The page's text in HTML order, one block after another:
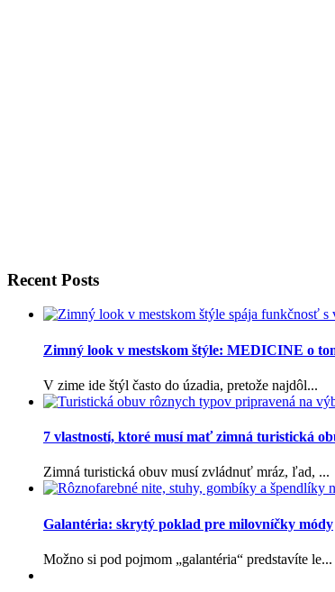
Recent Posts
Zimný look v mestskom štýle: MEDICINE o
V zime ide štýl často do úzadia, pretože najdôl...
7 vlastností, ktoré musí mať zimná turistická
Zimná turistická obuv musí zvládnuť mráz, ľad, ...
Galantéria: skrytý poklad pre milovníčky módy
Možno si pod pojmom „galantéria“ predstavíte le...